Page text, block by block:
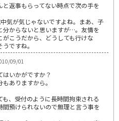
返事もらってない時点で次の手を
気が気じゃないですよね。まあ、子
分からないと思いますが…。友情を
こうだから、どうしても行けな
ですね。
09/01
はいかがですか？
ありますから。
、受付のように長時間拘束される
預けられないので無理と言う事を